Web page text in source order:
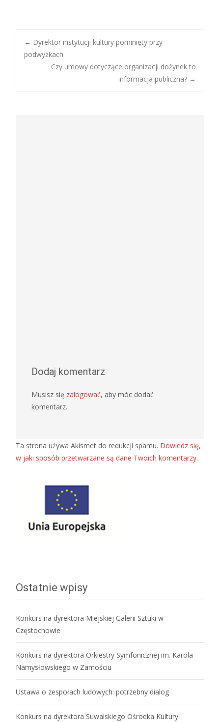
Post
navigation
← Dyrektor instytucji kultury pominięty przy
podwyżkach
Czy umowy dotyczące organizacji dożynek to
informacja publiczna? →
Dodaj komentarz
Musisz się zalogować, aby móc dodać
komentarz.
Ta strona używa Akismet do redukcji spamu. Dowiedz się,
w jaki sposób przetwarzane są dane Twoich komentarzy.
Ostatnie wpisy
Konkurs na dyrektora Miejskiej Galerii Sztuki w
Częstochowie
Konkurs na dyrektora Orkiestry Symfonicznej im. Karola
Namysłowskiego w Zamościu
Ustawa o zespołach ludowych: potrzebny dialog
Konkurs na dyrektora Suwalskiego Ośrodka Kultury